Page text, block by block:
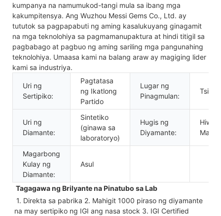
kumpanya na namumukod-tangi mula sa ibang mga
kakumpitensya. Ang Wuzhou Messi Gems Co., Ltd. ay
tututok sa pagpapabuti ng aming kasalukuyang ginagamit
na mga teknolohiya sa pagmamanupaktura at hindi titigil sa
pagbabago at pagbuo ng aming sariling mga pangunahing
teknolohiya. Umaasa kami na balang araw ay magiging lider
kami sa industriya.
Uri ng
Sertipiko:
Pagtatasa
ng Ikatlong
Partido
Lugar ng
Pinagmulan:
Tsina
Uri ng
Diamante:
Sintetiko
(ginawa sa
laboratoryo)
Hugis ng
Diyamante:
Hiwa
Magarbong
Kulay ng
Diamante:
Asul
Tagagawa ng Brilyante na Pinatubo sa Lab
na may sertipiko ng IGI ang nasa stock 3. IGI Certified